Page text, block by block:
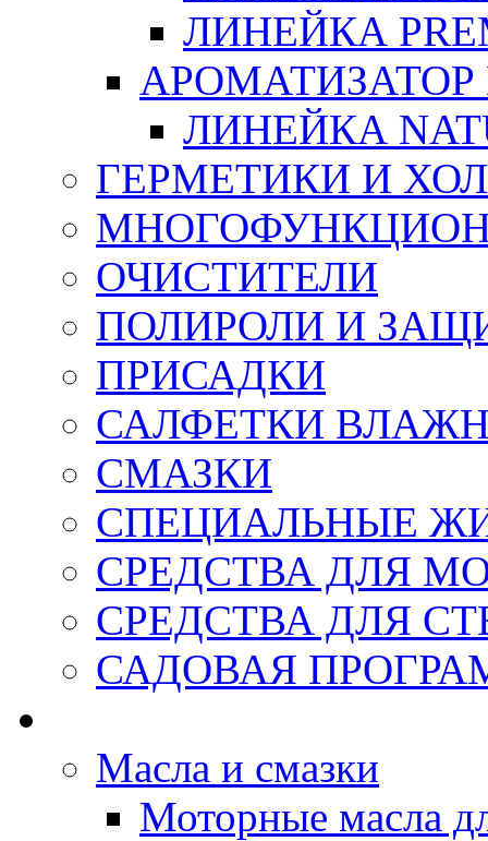
ЛИНЕЙКА
ЛИНЕЙКА
ГЕРМЕТИКИ И
ОЧИСТИТЕЛИ
ПОЛИРОЛИ И
ПРИСАДКИ
САЛФЕТКИ
СМАЗКИ
СПЕЦИАЛЬНЫЕ
СРЕДСТВА ДЛЯ
СРЕДСТВА ДЛЯ
САДОВАЯ
Масла и смазки
Моторные масла